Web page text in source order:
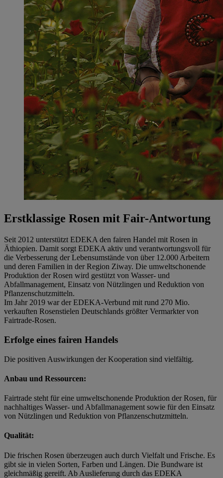
Erstklassige Rosen mit Fair-Antwortung
Seit 2012 unterstützt EDEKA den fairen Handel mit Rosen in
Äthiopien. Damit sorgt EDEKA aktiv und verantwortungsvoll für
die Verbesserung der Lebensumstände von über 12.000 Arbeitern
und deren Familien in der Region Ziway. Die umweltschonende
Produktion der Rosen wird gestützt von Wasser- und
Abfallmanagement, Einsatz von Nützlingen und Reduktion von
Pflanzenschutzmitteln.
Im Jahr 2019 war der EDEKA-Verbund mit rund 270 Mio.
verkauften Rosenstielen Deutschlands größter Vermarkter von
Fairtrade-Rosen.
Erfolge eines fairen Handels
Die positiven Auswirkungen der Kooperation sind vielfältig.
Anbau und Ressourcen:
Fairtrade steht für eine umweltschonende Produktion der Rosen, für
nachhaltiges Wasser- und Abfallmanagement sowie für den Einsatz
von Nützlingen und Reduktion von Pflanzenschutzmitteln.
Qualität:
Die frischen Rosen überzeugen auch durch Vielfalt und Frische. Es
gibt sie in vielen Sorten, Farben und Längen. Die Bundware ist
gleichmäßig gereift. Ab Auslieferung durch das EDEKA